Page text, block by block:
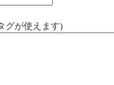
グが使えます)